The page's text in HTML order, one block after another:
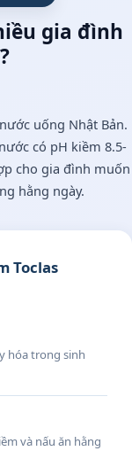
gia đình
uống Nhật Bản.
có pH kiềm 8.5-
cho gia đình muốn
hằng ngày.
Toclas
hóa trong sinh
và nấu ăn hằng